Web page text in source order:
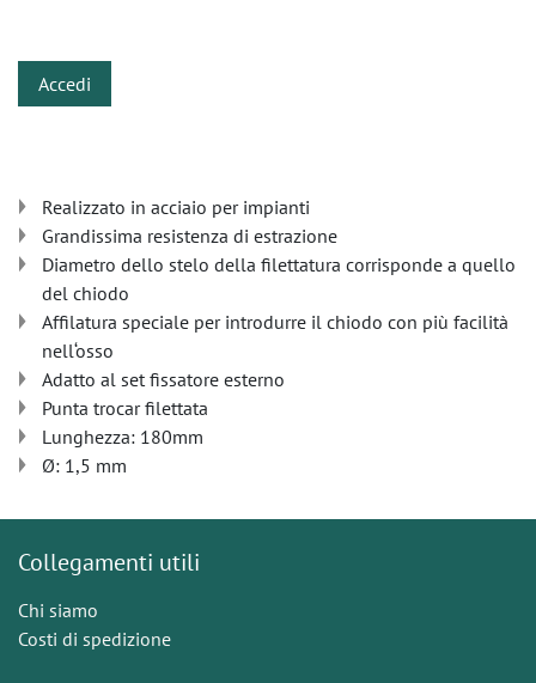
Accedi
Realizzato in acciaio per impianti
Grandissima resistenza di estrazione
Diametro dello stelo della filettatura corrisponde a quello
del chiodo
Affilatura speciale per introdurre il chiodo con più facilità
nell‘osso
Adatto al set fissatore esterno
Punta trocar filettata
Lunghezza: 180mm
Ø: 1,5 mm
Collegamenti utili
Chi siamo
Costi di spedizione